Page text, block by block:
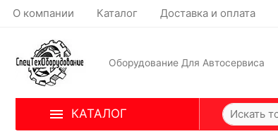
О компании Каталог Доставка и оплата
Оборудование Для Автосервиса
КАТАЛОГ